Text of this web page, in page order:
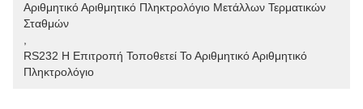
Αριθμητικό Αριθμητικό Πληκτρολόγιο Μετάλλων Τερματικών
Σταθμών
RS232 Η Επιτροπή Τοποθετεί Το Αριθμητικό Αριθμητικό
Πληκτρολόγιο